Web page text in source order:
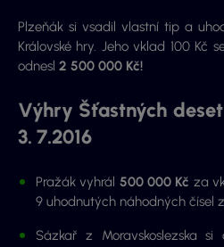
Plzeňák si vsadilvlastní tip a
Královské hry. Jeho vklad 100 Kč
odnesl 2 500 000 Kč!
Výhry Šťastných
3. 7.2016
Pražák vyhrál 500 000 Kč za
9 uhodnutých náhodných čísel
Sázkař z Moravskoslezska si